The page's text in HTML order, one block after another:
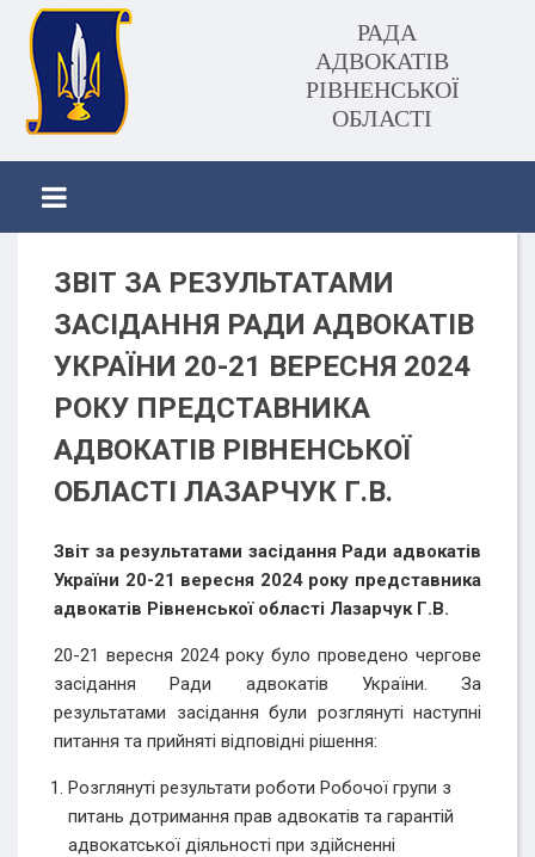
РАДА
АДВОКАТІВ
РІВНЕНСЬКОЇ
ОБЛАСТІ
ЗВІТ ЗА РЕЗУЛЬТАТАМИ
ЗАСІДАННЯ РАДИ АДВОКАТІВ
УКРАЇНИ 20-21 ВЕРЕСНЯ 2024
РОКУ ПРЕДСТАВНИКА
АДВОКАТІВ РІВНЕНСЬКОЇ
ОБЛАСТІ ЛАЗАРЧУК Г.В.
Звіт за результатами засідання Ради адвокатів
України 20-21 вересня 2024 року представника
адвокатів Рівненської області Лазарчук Г.В.
20-21 вересня 2024 року було проведено чергове
засідання Ради адвокатів України. За
результатами засідання були розглянуті наступні
питання та прийняті відповідні рішення:
Розглянуті результати роботи Робочої групи з
питань дотримання прав адвокатів та гарантій
адвокатської діяльності при здійсненні